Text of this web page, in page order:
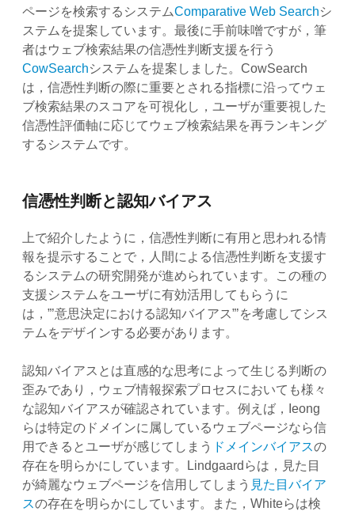
ページを検索するシステムComparative Web Searchシ
ステムを提案しています。最後に手前味噌ですが，筆
者はウェブ検索結果の信憑性判断支援を行う
CowSearchシステムを提案しました。CowSearch
は，信憑性判断の際に重要とされる指標に沿ってウェ
ブ検索結果のスコアを可視化し，ユーザが重要視した
信憑性評価軸に応じてウェブ検索結果を再ランキング
するシステムです。
信憑性判断と認知バイアス
上で紹介したように，信憑性判断に有用と思われる情
報を提示することで，人間による信憑性判断を支援す
るシステムの研究開発が進められています。この種の
支援システムをユーザに有効活用してもらうに
は，”’意思決定における認知バイアス”’を考慮してシス
テムをデザインする必要があります。
認知バイアスとは直感的な思考によって生じる判断の
歪みであり，ウェブ情報探索プロセスにおいても様々
な認知バイアスが確認されています。例えば，Ieong
らは特定のドメインに属しているウェブページなら信
用できるとユーザが感じてしまう ドメインバイアスの
存在を明らかにしています。Lindgaardらは，見た目
が綺麗なウェブページを信用してしまう 見た目バイア
スの存在を明らかにしています。また，Whiteらは検